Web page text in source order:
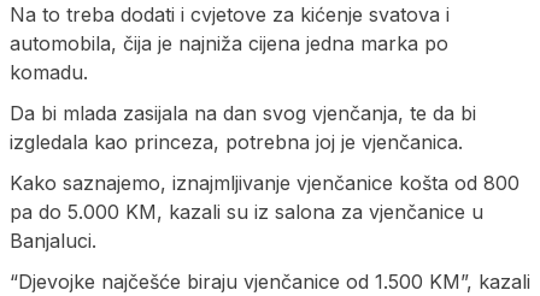
Na to treba dodati i cvjetove za kićenje svatova i
automobila, čija je najniža cijena jedna marka po
komadu.
Da bi mlada zasijala na dan svog vjenčanja, te da bi
izgledala kao princeza, potrebna joj je vjenčanica.
Kako saznajemo, iznajmljivanje vjenčanice košta od 800
pa do 5.000 KM, kazali su iz salona za vjenčanice u
Banjaluci.
“Djevojke najčešće biraju vjenčanice od 1.500 KM”, kazali